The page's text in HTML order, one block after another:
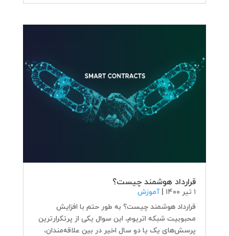
قرارداد هوشمند چیست؟
۱ تیر ۱۴۰۰ |آموزش
قرارداد هوشمند چیست؟ به‌ طور حتم با افزایش
محبوبیت شبکه اتریوم، این سوال یکی از پرتکرارترین
پرسش‌های یک یا دو سال اخیر در بین علاقه‌مندان،